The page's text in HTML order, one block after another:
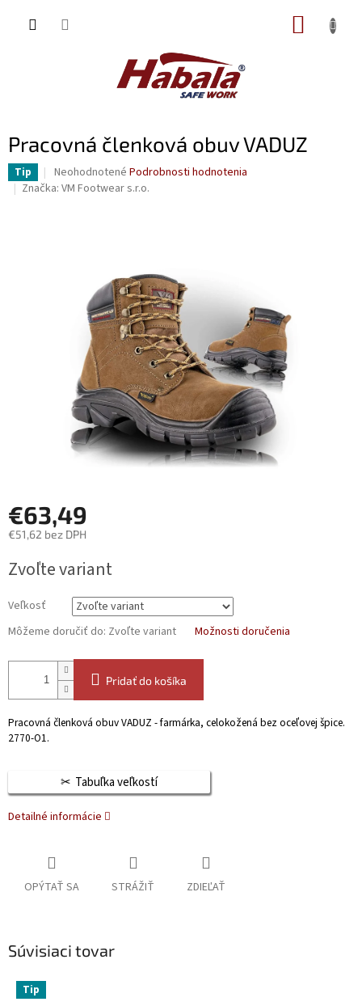
Pracovná členková obuv VADUZ
Tip
Priemerné
hodnotenie
hviezdičiek.
Neohodnotené Podrobnosti hodnotenia
Značka: VM Footwear s.r.o.
€63,49
€51,62 bez DPH
cena:
Zvoľte variant
Veľkosť
Môžeme doručiť do: Zvoľte variant Možnosti doručenia
Pridať do košíka
Pracovná členková obuv VADUZ - farmárka, celokožená bez oceľovej špice.
2770-O1.
Tabuľka veľkostí
Detailné informácie
OPÝTAŤ SA STRÁŽIŤ ZDIEĽAŤ
Súvisiaci tovar
Tip